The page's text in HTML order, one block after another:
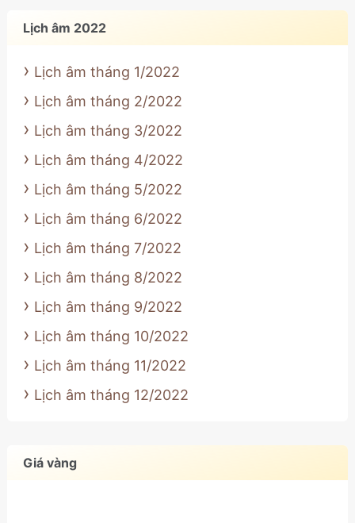
Lịch âm 2022
Lịch âm tháng 1/2022
Lịch âm tháng 2/2022
Lịch âm tháng 3/2022
Lịch âm tháng 4/2022
Lịch âm tháng 5/2022
Lịch âm tháng 6/2022
Lịch âm tháng 7/2022
Lịch âm tháng 8/2022
Lịch âm tháng 9/2022
Lịch âm tháng 10/2022
Lịch âm tháng 11/2022
Lịch âm tháng 12/2022
Giá vàng